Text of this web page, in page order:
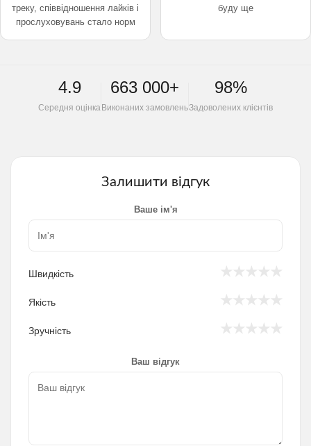
треку, співвідношення лайків і
прослуховувань стало норм
буду ще
4.9
Середня оцінка
663 000+
Виконаних замовлень
98%
Задоволених клієнтів
Залишити відгук
Ваше ім'я
Швидкість
Якість
Зручність
Ваш відгук